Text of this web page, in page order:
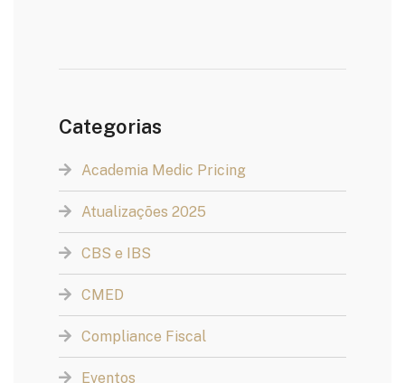
Categorias
Academia Medic Pricing
Atualizações 2025
CBS e IBS
CMED
Compliance Fiscal
Eventos